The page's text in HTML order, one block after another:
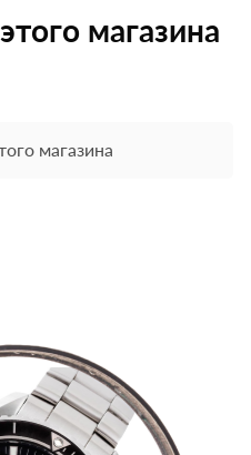
магазина
магазина